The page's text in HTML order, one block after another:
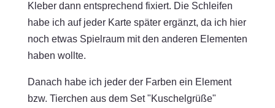
Kleber dann entsprechend fixiert. Die Schleifen
habe ich auf jeder Karte später ergänzt, da ich hier
noch etwas Spielraum mit den anderen Elementen
haben wollte.
Danach habe ich jeder der Farben ein Element
bzw. Tierchen aus dem Set "Kuschelgrüße"